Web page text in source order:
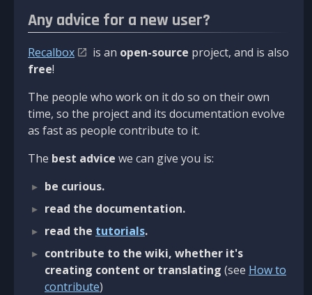
Any advice for a new user?
Recalbox is an open-source project, and is also
free!
The people who work on it do so on their own
time, so the project and its documentation evolve
as fast as people contribute to it.
The best advice we can give you is:
be curious.
read the documentation.
read the tutorials.
contribute to the wiki, whether it's
creating content or translating (see How to
contribute)